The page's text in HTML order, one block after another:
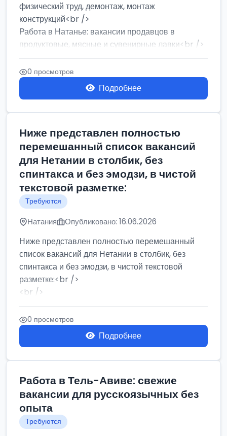
физический труд, демонтаж, монтаж
конструкций<br />
Работа в Натанье: вакансии продавцов в
продуктовые, мясные и сувенирные лавки<br />
Разнорабочий на сборку м...
0 просмотров
Подробнее
Ниже представлен полностью
перемешанный список вакансий
для Нетании в столбик, без
спинтакса и без эмодзи, в чистой
текстовой разметке:
Требуются
Натания Опубликовано: 16.06.2026
Ниже представлен полностью перемешанный
список вакансий для Нетании в столбик, без
спинтакса и без эмодзи, в чистой текстовой
разметке:<br />
<br />
Работа в Нетании на мебельном производстве:
требу...
0 просмотров
Подробнее
Работа в Тель-Авиве: свежие
вакансии для русскоязычных без
опыта
Требуются